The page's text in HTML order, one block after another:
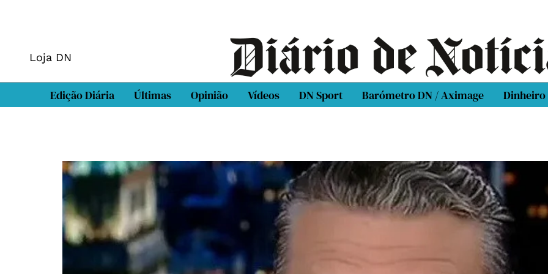
Loja DN
Edição Diária Últimas Opinião Vídeos DN Sport Barómetro DN / Aximage Dinheiro